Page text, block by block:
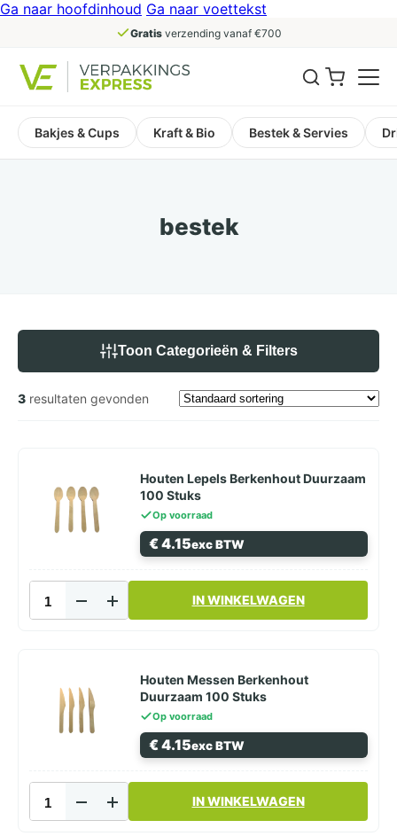
Ga naar hoofdinhoud Ga naar voettekst
Gratisverzending vanaf €700
Bakjes & Cups Kraft & Bio Bestek & Servies
bestek
Toon Categorieën & Filters
3 resultaten gevonden
Houten Lepels Berkenhout Duurzaam
100 Stuks
Op voorraad
€4.15exc BTW
Lepels
Berkenhout
aantal
IN WINKELWAGEN
Houten Messen Berkenhout
Duurzaam 100 Stuks
Op voorraad
€4.15exc BTW
Messen
Berkenhout
IN WINKELWAGEN